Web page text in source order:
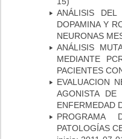
ANÁLISIS
DOPAMINA Y
NEURONAS
ANÁLISIS
MEDIANTE
PACIENTES
EVALUACION
AGONISTA
ENFERMEDAD
PROGRAMA
PATOLOGÍAS